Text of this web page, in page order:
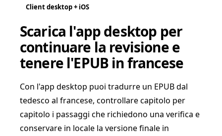
Client desktop + iOS
Scarica l'app desktop per
continuare la revisione e
tenere l'EPUB in francese
Con l'app desktop puoi tradurre un EPUB dal
tedesco al francese, controllare capitolo per
capitolo i passaggi che richiedono una verifica e
conservare in locale la versione finale in